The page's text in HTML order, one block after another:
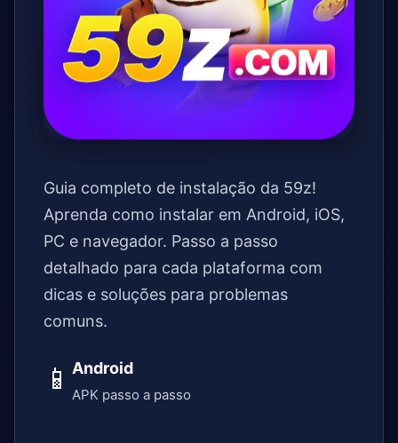
Guia completo de instalação da 59z!
Aprenda como instalar em Android, iOS,
PC e navegador. Passo a passo
detalhado para cada plataforma com
dicas e soluções para problemas
comuns.
📱 Android
APK passo a passo